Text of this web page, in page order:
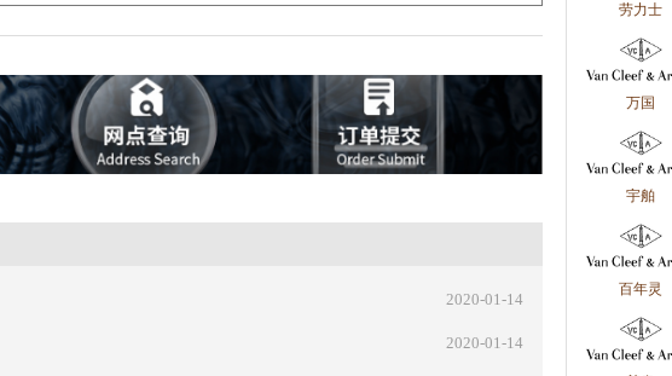
2020-01-14
2020-01-14
劳力士
万国
宇舶
百年灵